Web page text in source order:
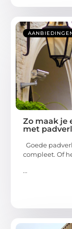
Zo maak je
met
Goede
compleet. Of
...